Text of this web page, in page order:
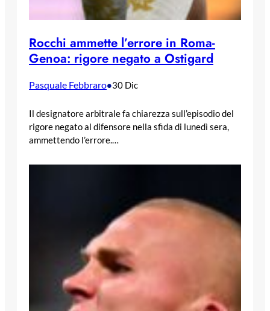
Rocchi ammette l’errore in Roma-
Genoa: rigore negato a Ostigard
Pasquale Febbraro•30 Dic
Il designatore arbitrale fa chiarezza sull’episodio del
rigore negato al difensore nella sfida di lunedì sera,
ammettendo l’errore.…